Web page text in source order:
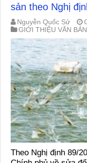
sản theo Nghị
Nguyễn Quốc Sử
GIỚI THIỆU VĂN
Theo Nghị định 89/